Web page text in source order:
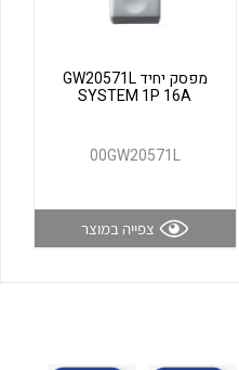
לכל מוצרי היצרן
מפסק יחיד GW20571L
SYSTEM 1P 16A
00GW20571L
צפייה במוצר